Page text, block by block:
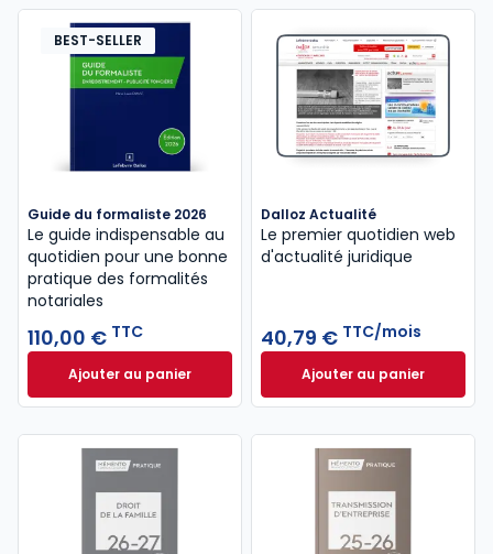
BEST-SELLER
Guide du formaliste 2026
Le guide indispensable au
quotidien pour une bonne
pratique des formalités
notariales
110,00 € TTC
Ajouter au panierGuide du formaliste 2026 à 110,00 € TTC
Dalloz Actualité
Le premier quotidien web
d'actualité juridique
40,79 € TTC/mois
Ajouter au panier
Dalloz Actualité